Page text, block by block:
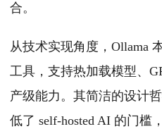
合。
从技术实现角度，Ollama
工具，支持热加载模型、
产级能力。其简洁的设计
低了 self-hosted AI 的门槛